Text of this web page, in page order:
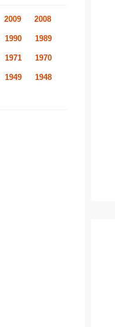
2009 2008
1990 1989
1971 1970
1949 1948